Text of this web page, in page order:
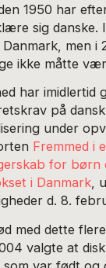
1950 har
sig danske.
men i
ikke måtte
har imidlertid
på
under
Fremmed i
for børn
i Danmark,
d. 8.
med dette
valgte at